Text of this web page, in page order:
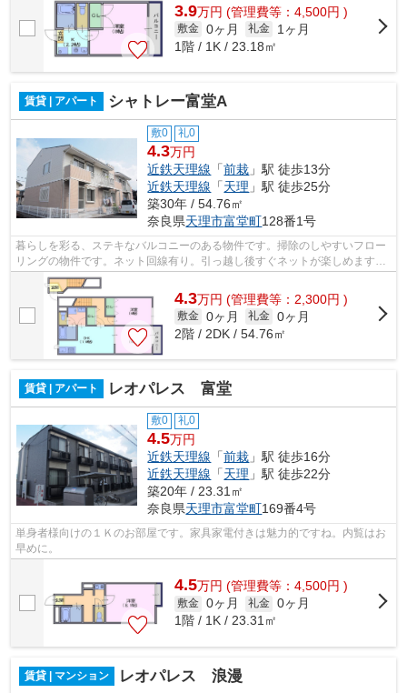
3.9万円 (管理費等：4,500円 )
敷金 0ヶ月 礼金
1ヶ月
1階 / 1K / 23.18㎡
賃貸 | アパート シャトレー富堂A
敷0 礼0
4.3万円
近鉄天理線 「前栽 」駅 徒歩13分
近鉄天理線 「天理 」駅 徒歩25分
築30年 / 54.76㎡
奈良県天理市富堂町128番1号
暮らしを彩る、ステキなバルコニーのある物件です。掃除のしやすいフロー
リングの物件です。ネット回線有り。引っ越し後すぐネットが楽しめます。
クローゼットで洋服や小物の収納にも...
4.3万円 (管理費等：2,300円 )
敷金 0ヶ月 礼金 0ヶ月
2階 / 2DK / 54.76㎡
賃貸 | アパート レオパレス 富堂
敷0 礼0
4.5万円
近鉄天理線 「前栽 」駅 徒歩16分
近鉄天理線 「天理 」駅 徒歩22分
築20年 / 23.31㎡
奈良県天理市富堂町169番4号
単身者様向けの１Ｋのお部屋です。家具家電付きは魅力的ですね。内覧はお
早めに。
4.5万円 (管理費等：4,500円 )
敷金 0ヶ月 礼金 0ヶ月
1階 / 1K / 23.31㎡
賃貸 | マンション レオパレス 浪漫